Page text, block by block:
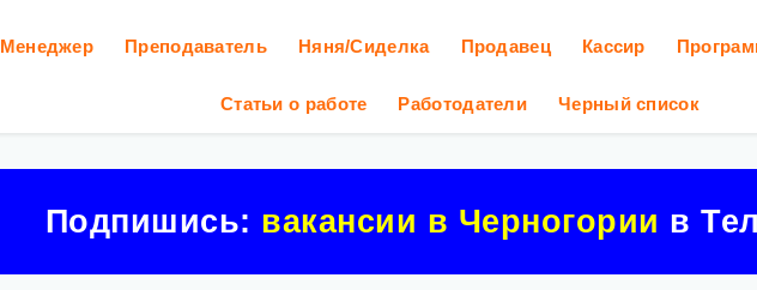
Менеджер Преподаватель Няня/Сиделка Продавец Кассир
Статьи о работе Работодатели Черный список
Подпишись: вакансии в Черногории в